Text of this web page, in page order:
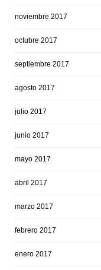
noviembre 2017
octubre 2017
septiembre 2017
agosto 2017
julio 2017
junio 2017
mayo 2017
abril 2017
marzo 2017
febrero 2017
enero 2017